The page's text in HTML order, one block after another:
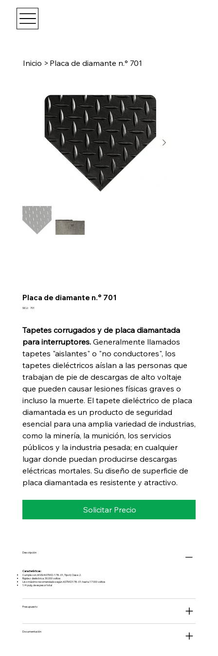
Inicio > Placa de diamante n.° 701
Placa de diamante n.° 701
SKU: SKU
701
Tapetes corrugados y de placa diamantada
para interruptores.Generalmente llamados
tapetes "aislantes" o "no conductores", los
tapetes dieléctricos aíslan a las personas que
trabajan de pie de descargas de alto voltaje
que pueden causar lesiones físicas graves o
incluso la muerte. El tapete dieléctrico de placa
diamantada es un producto de seguridad
esencial para una amplia variedad de industrias,
como la minería, la munición, los servicios
públicos y la industria pesada; en cualquier
lugar donde puedan producirse descargas
eléctricas mortales. Su diseño de superficie de
placa diamantada es resistente y atractivo.
Solicitar Precio
Descripción
Características:
Cumple con ANSI/ASTM D-178-01, Tipo II, Clase 2.
Rigidez dieléctrica: 30.000 voltios
Uso máximo recomendado según ASTM D178-01: hasta 17 000 voltios
1/4 pulg. de espesor total
Presupuesto
Documentación